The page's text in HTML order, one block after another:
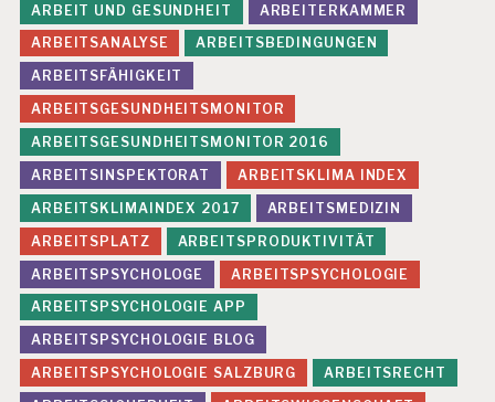
ARBEIT UND GESUNDHEIT
ARBEITERKAMMER
ARBEITSANALYSE
ARBEITSBEDINGUNGEN
ARBEITSFÄHIGKEIT
ARBEITSGESUNDHEITSMONITOR
ARBEITSGESUNDHEITSMONITOR 2016
ARBEITSINSPEKTORAT
ARBEITSKLIMA INDEX
ARBEITSKLIMAINDEX 2017
ARBEITSMEDIZIN
ARBEITSPLATZ
ARBEITSPRODUKTIVITÄT
ARBEITSPSYCHOLOGE
ARBEITSPSYCHOLOGIE
ARBEITSPSYCHOLOGIE APP
ARBEITSPSYCHOLOGIE BLOG
ARBEITSPSYCHOLOGIE SALZBURG
ARBEITSRECHT